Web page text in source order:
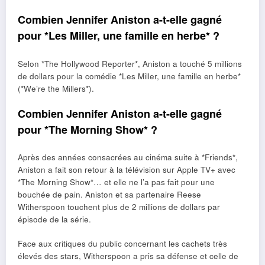
Combien Jennifer Aniston a-t-elle gagné
pour *Les Miller, une famille en herbe* ?
Selon *The Hollywood Reporter*, Aniston a touché 5 millions
de dollars pour la comédie *Les Miller, une famille en herbe*
(*We’re the Millers*).
Combien Jennifer Aniston a-t-elle gagné
pour *The Morning Show* ?
Après des années consacrées au cinéma suite à *Friends*,
Aniston a fait son retour à la télévision sur Apple TV+ avec
*The Morning Show*… et elle ne l’a pas fait pour une
bouchée de pain. Aniston et sa partenaire Reese
Witherspoon touchent plus de 2 millions de dollars par
épisode de la série.
Face aux critiques du public concernant les cachets très
élevés des stars, Witherspoon a pris sa défense et celle de